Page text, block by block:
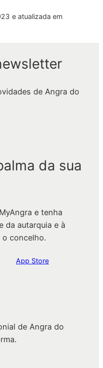
e atualizada em
de Angra do
da sua
e tenha
da autarquia e à
concelho.
App Store
de Angra do